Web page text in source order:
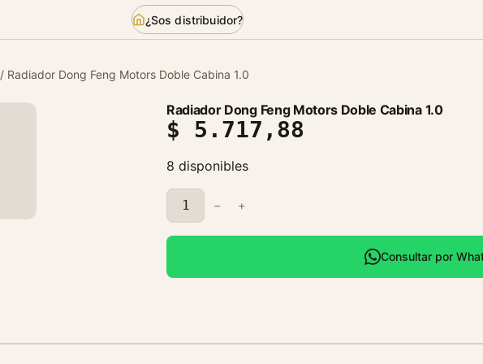
¿Sos distribuidor?
/ Radiador Dong Feng Motors Doble Cabina 1.0
Radiador Dong Feng Motors Doble Cabina 1.0
$ 5.717,88
8 disponibles
R
a
d
a
− +
Consultar por